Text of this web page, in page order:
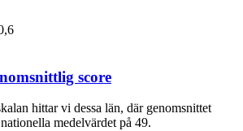
score
hittar vi dessa län, där genomsnittet
medelvärdet på 49.